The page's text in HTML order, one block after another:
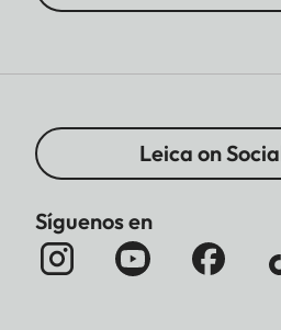
Leica on
Síguenos en